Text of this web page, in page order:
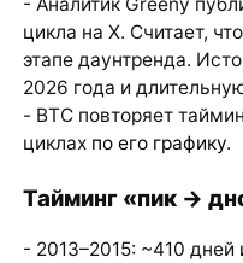
цикла на X. Считает, что
этапе даунтренда.
2026 года и
- BTC повторяет
циклах по его графику.
Тайминг «пик →
- 2013–2015: ~410 дней